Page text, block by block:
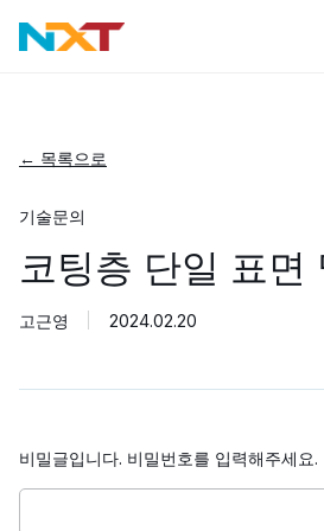
← 목록으로
기술문의
코팅층 단일 표면
고근영 2024.02.20
비밀글입니다. 비밀번호를 입력해주세요.